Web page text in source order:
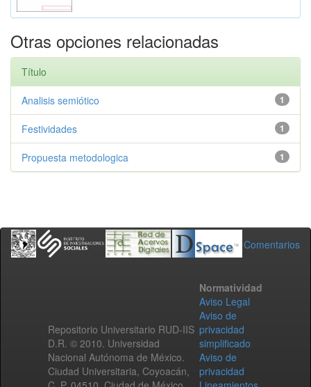
Otras opciones relacionadas
Título
1
Analisis semiótico
1
Festividades
1
Propuesta metodologica
Comentarios
Repositorio Universitario RUD-IIS
D.R. © 2010. Universidad
Nacional Autónoma de México.
Ciudad Universitaria, Coyoacán,
Normatividad
Aviso Legal
Aviso de
privacidad
simplificado
Aviso de
privacidad